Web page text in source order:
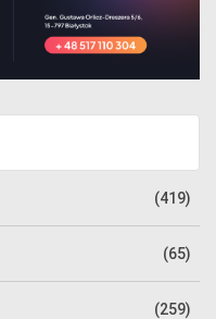
(419)
(65)
(259)